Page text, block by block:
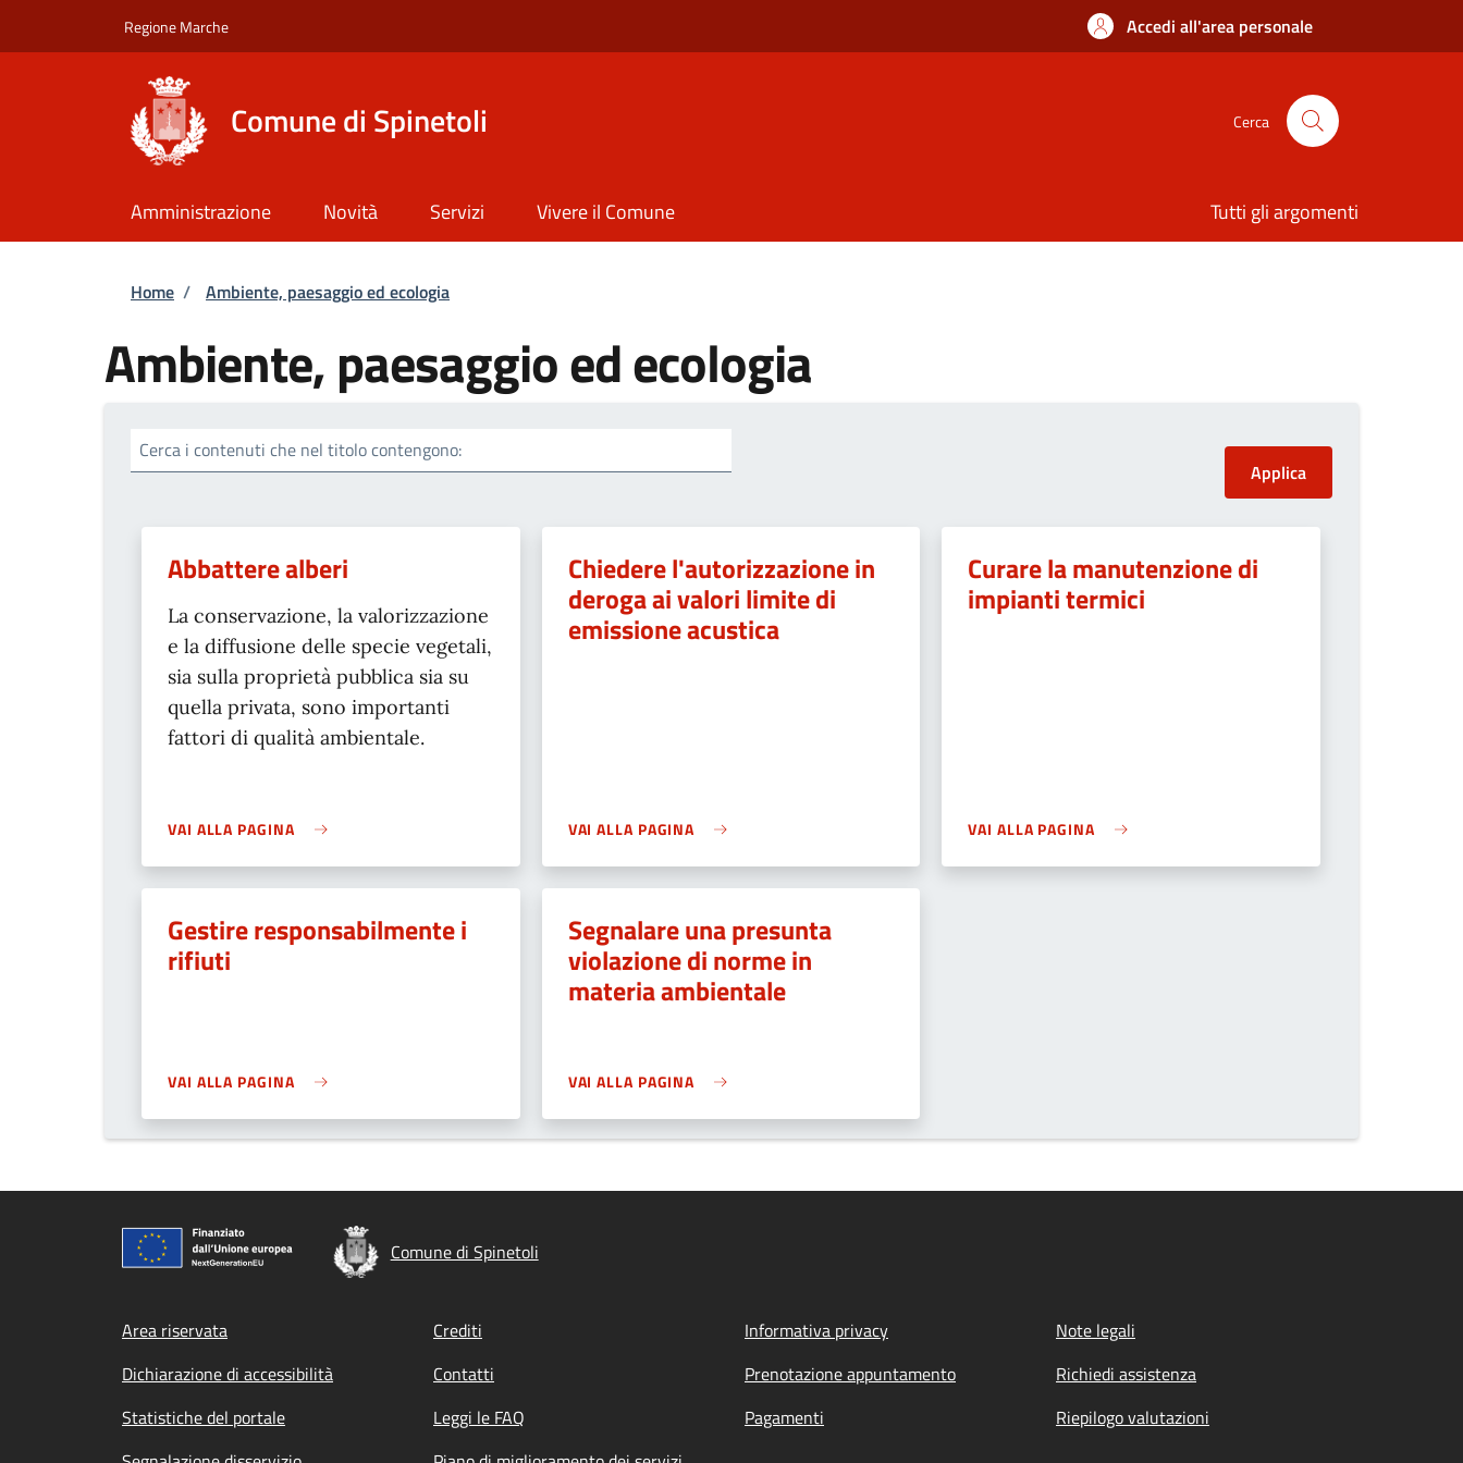
Regione Marche Accedi all'area personale
Comune di Spinetoli Cerca
Amministrazione Novità Servizi Vivere il Comune Tutti gli argomenti
Briciole di pane
Home / Ambiente, paesaggio ed ecologia
Ambiente, paesaggio ed ecologia
Cerca i contenuti che nel titolo contengono:
Abbattere alberi
La conservazione, la valorizzazione
e la diffusione delle specie vegetali,
sia sulla proprietà pubblica sia su
quella privata, sono importanti
fattori di qualità ambientale.
VAI ALLA PAGINA
Chiedere l'autorizzazione in
deroga ai valori limite di
emissione acustica
VAI ALLA PAGINA
Curare la manutenzione di
impianti termici
VAI ALLA PAGINA
Gestire responsabilmente i
rifiuti
VAI ALLA PAGINA
Segnalare una presunta
violazione di norme in
materia ambientale
VAI ALLA PAGINA
Comune di Spinetoli
Footer menu
Area riservata Crediti Informativa privacy
Note legali
Dichiarazione di accessibilità
Contatti Prenotazione appuntamento
Richiedi assistenza
Statistiche del portale
Leggi le FAQ Pagamenti
Riepilogo valutazioni